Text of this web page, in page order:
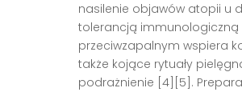
nasilenie objawów atopii u
tolerancją immunologiczną
przeciwzapalnym wspiera
także kojące rytuały
podrażnienie [4][5].